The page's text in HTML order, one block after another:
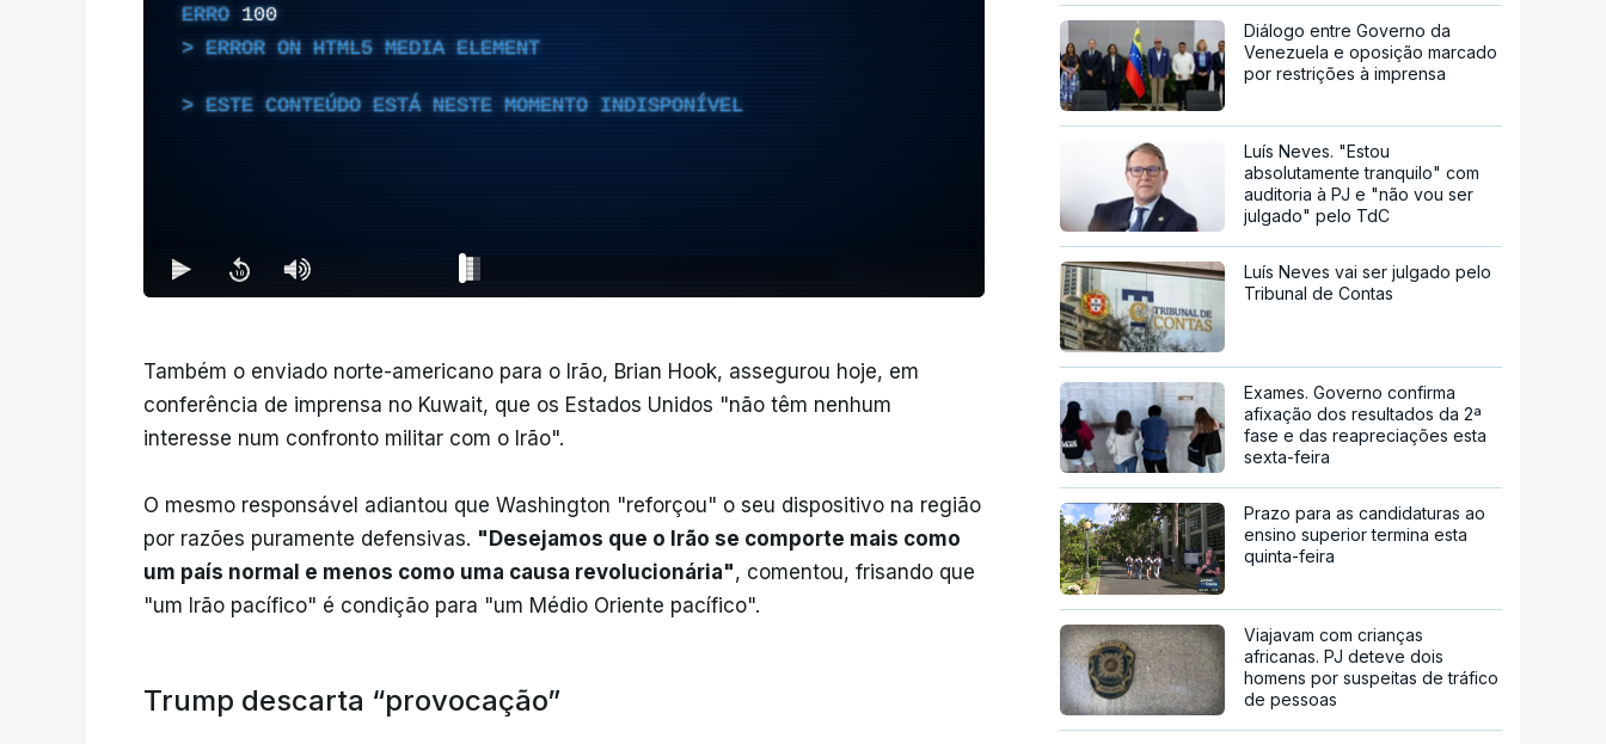
ERRO 100
ERROR ON HTML5 MEDIA ELEMENT
ESTE CONTEÚDO ESTÁ NESTE MOMENTO INDISPONÍVEL
Também o enviado norte-americano para o Irão, Brian Hook, assegurou hoje, em
conferência de imprensa no Kuwait, que os Estados Unidos "não têm nenhum
interesse num confronto militar com o Irão".
O mesmo responsável adiantou que Washington "reforçou" o seu dispositivo na região
por razões puramente defensivas. "Desejamos que o Irão se comporte mais como
um país normal e menos como uma causa revolucionária", comentou, frisando que
"um Irão pacífico" é condição para "um Médio Oriente pacífico".
Trump descarta “provocação”
Diálogo entre Governo da
Venezuela e oposição marcado
por restrições à imprensa
Luís Neves. "Estou
absolutamente tranquilo" com
auditoria à PJ e "não vou ser
julgado" pelo TdC
Luís Neves vai ser julgado pelo
Tribunal de Contas
Exames. Governo confirma
afixação dos resultados da 2ª
fase e das reapreciações esta
sexta-feira
Prazo para as candidaturas ao
ensino superior termina esta
quinta-feira
Viajavam com crianças
africanas. PJ deteve dois
homens por suspeitas de tráfico
de pessoas